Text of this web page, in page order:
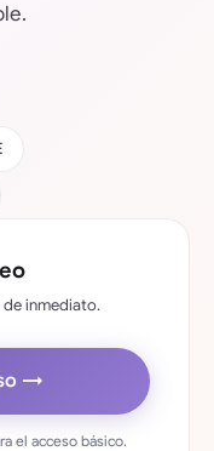
inmediato.
→
el acceso básico.